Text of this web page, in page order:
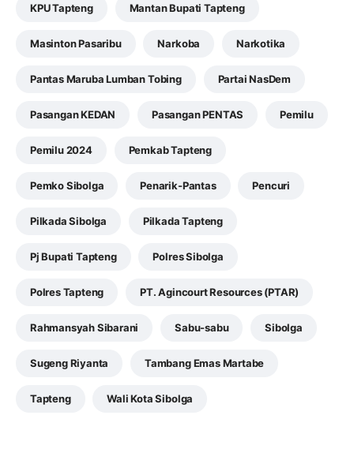
KPU Tapteng Mantan Bupati Tapteng
Masinton Pasaribu Narkoba Narkotika
Pantas Maruba Lumban Tobing Partai NasDem
Pasangan KEDAN Pasangan PENTAS Pemilu
Pemilu 2024 Pemkab Tapteng
Pemko Sibolga Penarik-Pantas Pencuri
Pilkada Sibolga Pilkada Tapteng
Pj Bupati Tapteng Polres Sibolga
Polres Tapteng PT. Agincourt Resources (PTAR)
Rahmansyah Sibarani Sabu-sabu Sibolga
Sugeng Riyanta Tambang Emas Martabe
Tapteng Wali Kota Sibolga